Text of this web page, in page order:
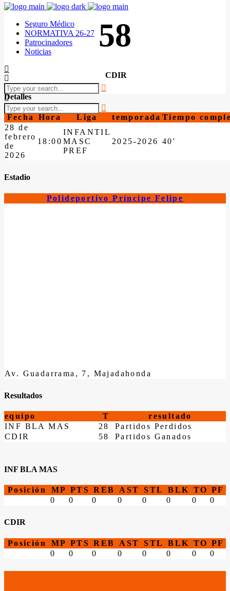
Seguro Médico
NORMATIVA 26-27
Patrocinadores
Noticias
58
CDIR
Detalles
Fecha Hora Liga temporada Tiempo
28 de
febrero
de
2026
18:00
INFANTIL
MASC
PREF
2025-2026 40'
Estadio
Polideportivo Príncipe Felipe
Av. Guadarrama, 7, Majadahonda
Resultados
equipo T
resultado
INF BLA MAS
28
Partidos Perdidos
CDIR
58 Partidos Ganados
INF BLA MAS
Posición MP PTS REB AST STL BLK TO PF
0
0 0 0 0 0 0 0
CDIR
Posición MP PTS REB AST STL BLK TO PF
0
0 0 0 0 0 0 0